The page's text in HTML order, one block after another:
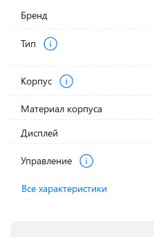
Бренд
Тип
Корпус
Материал корпуса
Дисплей
Управление
Все характеристики